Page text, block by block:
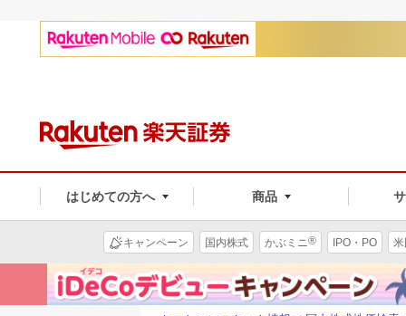
はじめての方へ 商品
キャンペーン 国内株式 かぶミニ® IPO・PO